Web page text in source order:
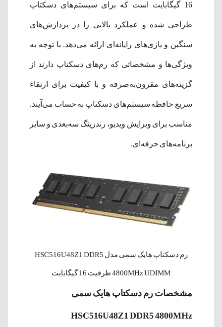
16 گیگابایت است که برای سیستم‌های دسکتاپ
طراحی شده و عملکرد بالایی را در پردازش‌های
سنگین و بازی‌های رایانه‌ای ارائه می‌دهد. با توجه به
ویژگی‌ها و مشخصاتی که رم‌های دسکتاپ دارند از
گزینه‌های مقرون‌به‌صرفه و با کیفیت برای ارتقاء
سریع حافظه سیستم‌های دسکتاپ به حساب می‌آیند.
مناسب برای ویرایش ویدیو، رندرینگ سه‌بعدی و سایر
برنامه‌های حرفه‌ای.
رم دسکتاپ هایک سمی مدل HSC516U48Z1 DDR5
4800MHz UDIMM ظرفیت 16 گیگابایت
مشخصات رم دسکتاپ هایک سمی
HSC516U48Z1 DDR5 4800MHz